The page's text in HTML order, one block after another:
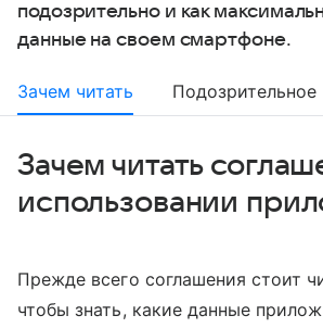
подозрительно и как
данные на своем смартфоне.
Зачем читать Подозрительное
Зачем читать
использовании
Прежде всего соглашения стоит
чтобы знать, какие данные